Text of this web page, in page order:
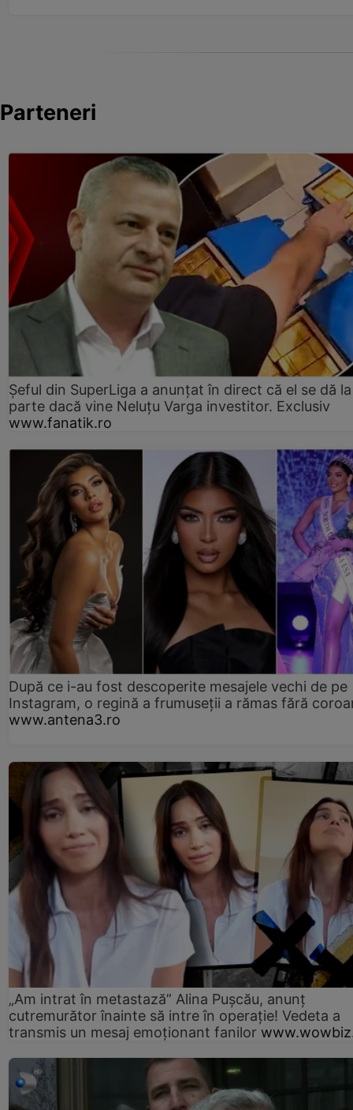
Parteneri
Șeful din SuperLiga a anunțat în direct că el se dă
parte dacă vine Neluțu Varga investitor. Exclusiv
www.fanatik.ro
După ce i-au fost descoperite mesajele vechi de pe
Instagram, o regină a frumuseții a rămas fără
www.antena3.ro
„Am intrat în metastază” Alina Pușcău, anunț
cutremurător înainte să intre în operație! Vedeta a
transmis un mesaj emoționant fanilor